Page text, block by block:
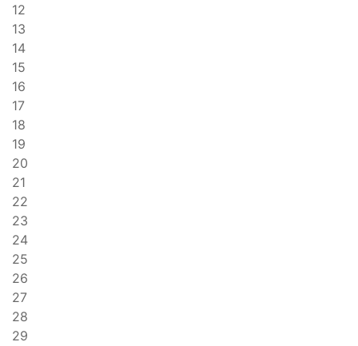
12
13
14
15
16
17
18
19
20
21
22
23
24
25
26
27
28
29